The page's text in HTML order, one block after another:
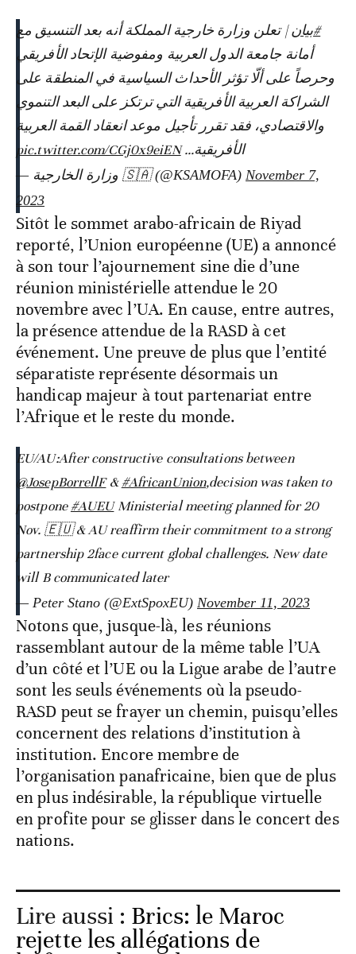
#بيان| تعلن وزارة خارجية المملكة أنه بعد التنسيق مع
أمانة جامعة الدول العربية ومفوضية الإتحاد الأفريقي
وحرصاً على ألّا تؤثر الأحداث السياسية في المنطقة على
الشراكة العربية الأفريقية التي ترتكز على البعد التنموي
والاقتصادي، فقد تقرر تأجيل موعد انعقاد القمة العربية
الأفريقية…pic.twitter.com/CGj0x9eiEN
— وزارة الخارجية 🇸🇦 (@KSAMOFA) November 7,
2023
Sitôt le sommet arabo-africain de Riyad
reporté, l’Union européenne (UE) a annoncé
à son tour l’ajournement sine die d’une
réunion ministérielle attendue le 20
novembre avec l’UA. En cause, entre autres,
la présence attendue de la RASD à cet
événement. Une preuve de plus que l’entité
séparatiste représente désormais un
handicap majeur à tout partenariat entre
l’Afrique et le reste du monde.
EU/AU:After constructive consultations between
@JosepBorrellF&#AfricanUnion,decision was taken to
postpone#AUEUMinisterial meeting planned for 20
Nov. 🇪🇺 & AU reaffirm their commitment to a strong
partnership 2face current global challenges. New date
will B communicated later
— Peter Stano (@ExtSpoxEU) November 11, 2023
Notons que, jusque-là, les réunions
rassemblant autour de la même table l’UA
d’un côté et l’UE ou la Ligue arabe de l’autre
sont les seuls événements où la pseudo-
RASD peut se frayer un chemin, puisqu’elles
concernent des relations d’institution à
institution. Encore membre de
l’organisation panafricaine, bien que de plus
en plus indésirable, la république virtuelle
en profite pour se glisser dans le concert des
nations.
Lire aussi : Brics: le Maroc
rejette les allégations de